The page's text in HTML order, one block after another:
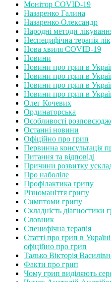
Монітор СOVID-19
Назаренко Галина
Назаренко Олександр
Народні методи
Неспецифічна терапія
Нова хвиля COVID-19
Новини
Новини про грип в
Новини про грип в
Новини про грип в
Новини про грип в
Олег Кочевих
Ординаторська
Особливості
Останні новини
Офіційно про грип
Первинна консультація
Питання та відповіді
Причини розвитку
Про наболіле
Профілактика грипу
Різноманіття грипу
Симптоми грипу
Складність діагностики
Словник
Специфічна терапія
Статті про грип в
офіційно про грип
Талько Вікторія
Факти про грип
Чому грип виділяють